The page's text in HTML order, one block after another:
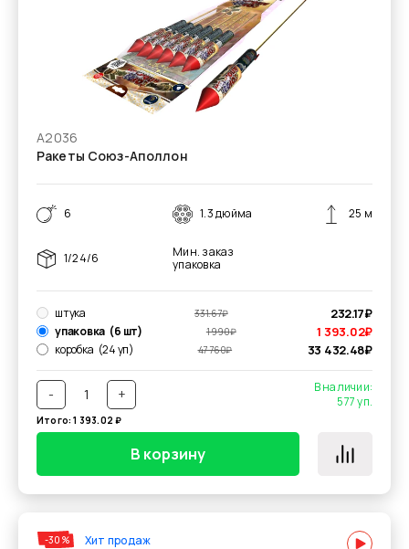
А2036
Ракеты Союз-Аполлон
6 1.3 дюйма 25 м
1/24/6
Мин. заказ
упаковка
штука 331.67₽ 232.17₽
упаковка (6 шт) 1 990₽ 1 393.02₽
коробка (24 уп) 47 760₽ 33 432.48₽
- +
В наличии:
577уп.
Итого:1 393.02 ₽
В корзину
-30% Хит продаж